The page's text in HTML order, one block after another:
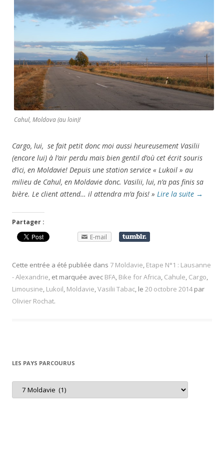
Cahul, Moldova (au loin)!
Cargo, lui, se fait petit donc moi aussi heureusement Vasilii
(encore lui) à l’air perdu mais bien gentil d’où cet écrit souris
d’ici, en Moldavie! Depuis une station service « Lukoil » au
milieu de Cahul, en Moldavie donc. Vasilii, lui, n’a pas finis sa
bière. Le client attend… il attendra m’a fois! » Lire la suite →
Partager :
E-mail
Cette entrée a été publiée dans 7 Moldavie, Etape N°1 : Lausanne
- Alexandrie, et marquée avec BFA, Bike for Africa, Cahule, Cargo,
Limousine, Lukoil, Moldavie,Vasilii Tabac, le 20 octobre 2014 par
Olivier Rochat.
LES PAYS PARCOURUS
L
s